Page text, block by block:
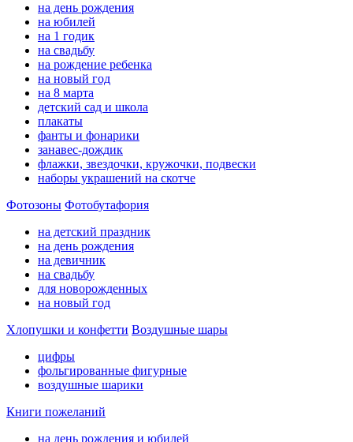
на день рождения
на юбилей
на 1 годик
на свадьбу
на рождение ребенка
на новый год
на 8 марта
детский сад и школа
плакаты
фанты и фонарики
занавес-дождик
флажки, звездочки, кружочки, подвески
наборы украшений на скотче
Фотозоны Фотобутафория
на детский праздник
на день рождения
на девичник
на свадьбу
для новорожденных
на новый год
Хлопушки и конфетти Воздушные шары
цифры
фольгированные фигурные
воздушные шарики
Книги пожеланий
на день рождения и юбилей